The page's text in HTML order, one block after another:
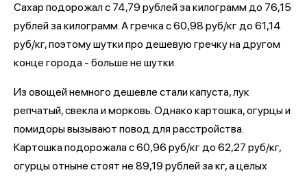
Сахар подорожал с 74,79 рублей за килограмм до 76,15
рублей за килограмм. А гречка с 60,98 руб/кг до 61,14
руб/кг, поэтому шутки про дешевую гречку на другом
конце города - больше не шутки.
Из овощей немного дешевле стали капуста, лук
репчатый, свекла и морковь. Однако картошка, огурцы и
помидоры вызывают повод для расстройства.
Картошка подорожала с 60,96 руб/кг до 62,27 руб/кг,
огурцы отныне стоят не 89,19 рублей за кг, а целых